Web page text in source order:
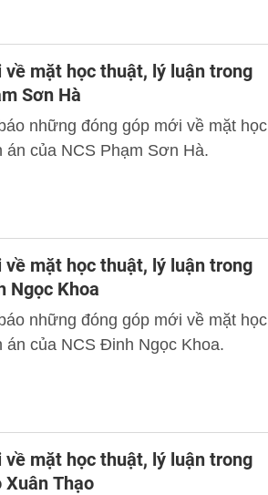
mặt học thuật, lý luận trong
Sơn Hà
những đóng góp mới về mặt học
án của NCS Phạm Sơn Hà.
mặt học thuật, lý luận trong
Ngọc Khoa
những đóng góp mới về mặt học
án của NCS Đinh Ngọc Khoa.
mặt học thuật, lý luận trong
Xuân Thạo